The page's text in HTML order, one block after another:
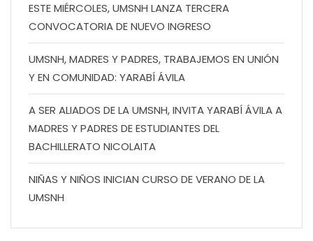
ESTE MIÉRCOLES, UMSNH LANZA TERCERA
CONVOCATORIA DE NUEVO INGRESO
UMSNH, MADRES Y PADRES, TRABAJEMOS EN UNIÓN
Y EN COMUNIDAD: YARABÍ ÁVILA
A SER ALIADOS DE LA UMSNH, INVITA YARABÍ ÁVILA A
MADRES Y PADRES DE ESTUDIANTES DEL
BACHILLERATO NICOLAITA
NIÑAS Y NIÑOS INICIAN CURSO DE VERANO DE LA
UMSNH